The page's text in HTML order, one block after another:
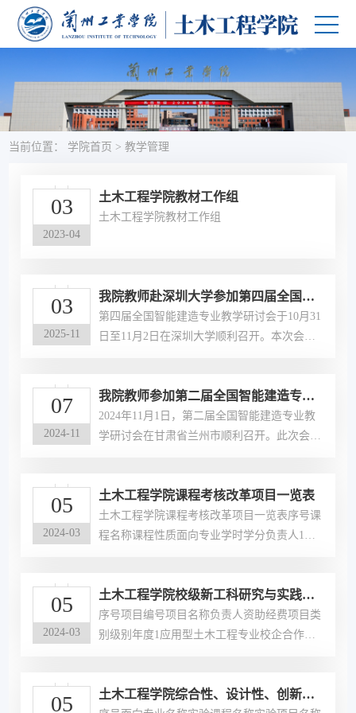
当前位置： 学院首页 > 教学管理
03
2023-04
土木工程学院教材工作组
土木工程学院教材工作组
03
2025-11
我院教师赴深圳大学参加第四届全国智
能建造专业教学研讨会
第四届全国智能建造专业教学研讨会于10月31
日至11月2日在深圳大学顺利召开。本次会议
我院高文琪副院长和智能建造系系主任李京榜
赴会交流，旨在学习先进经验，推动学院专业
教育高质量发展。会议邀请了同济大学、清华
构建”“实践教学模式创新”等主题作专...
07
2024-11
我院教师参加第二届全国智能建造专业
教学研讨会
2024年11月1日，第二届全国智能建造专业教
学研讨会在甘肃省兰州市顺利召开。此次会议
灾减灾教育部工程研究中心、北京构力科技有
限公司联合承办。会议聚焦于智能建造专业的
教学理念、人才培养计划、学科专业建设方案
业用人单位专家学者出席了会议。土木工程...
05
2024-03
土木工程学院课程考核改革项目一览表
土木工程学院课程考核改革项目一览表序号课
程名称课程性质面向专业学时学分负责人1结
483赵子琴3水质工程I专业必修课给排水科学
与工程483李效红4供热工程专业基础必修课建
筑环境与能源应用工程483马红利5路基路面工
05
2024-03
土木工程学院校级新工科研究与实践项
目一览表
序号项目编号项目名称负责人资助经费项目类
别级别年度1应用型土木工程专业校企合作、
价专业新工科建设的研究与实践张卫锋3000一
05
土木工程学院综合性、设计性、创新性